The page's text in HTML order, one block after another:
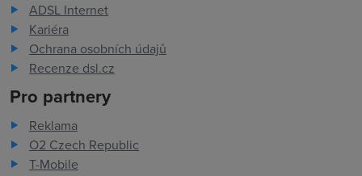
ADSL Internet
Kariéra
Ochrana osobních údajů
Recenze dsl.cz
Pro partnery
Reklama
O2 Czech Republic
T-Mobile